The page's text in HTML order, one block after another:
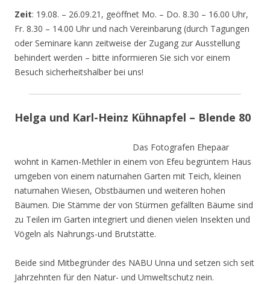
Zeit: 19.08. – 26.09.21, geöffnet Mo. – Do. 8.30 – 16.00 Uhr,
Fr. 8.30 – 14.00 Uhr und nach Vereinbarung (durch Tagungen
oder Seminare kann zeitweise der Zugang zur Ausstellung
behindert werden – bitte informieren Sie sich vor einem
Besuch sicherheitshalber bei uns!
Helga und Karl-Heinz Kühnapfel – Blende 80
Das Fotografen Ehepaar
wohnt in Kamen-Methler in einem von Efeu begrüntem Haus
umgeben von einem naturnahen Garten mit Teich, kleinen
naturnahen Wiesen, Obstbäumen und weiteren hohen
Bäumen. Die Stämme der von Stürmen gefällten Bäume sind
zu Teilen im Garten integriert und dienen vielen Insekten und
Vögeln als Nahrungs-und Brutstätte.
Beide sind Mitbegründer des NABU Unna und setzen sich seit
Jahrzehnten für den Natur- und Umweltschutz nein.